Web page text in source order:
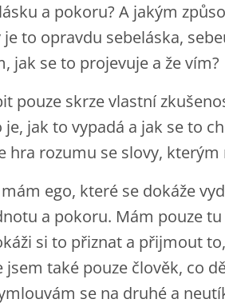
a pokoru? A jakým
to opravdu sebeláska,
jak se to projevuje a že vím?
pouze skrze vlastní
jak to vypadá a jak se to
hra rozumu se slovy,
ego, které se dokáže
a pokoru. Mám pouze
si to přiznat a přijmout
také pouze člověk, co
se na druhé a